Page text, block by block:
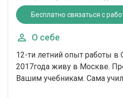
Бесплатно связаться с
О себе
12-ти летний опыт работы в
2017года живу в Москве.
Вашим учебникам. Сама